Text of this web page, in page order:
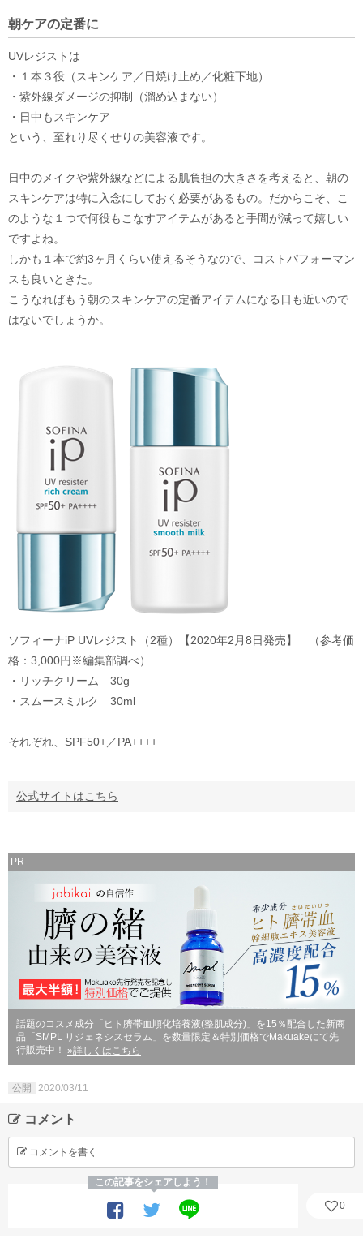
朝ケアの定番に
UVレジストは
・１本３役（スキンケア／日焼け止め／化粧下地）
・紫外線ダメージの抑制（溜め込まない）
・日中もスキンケア
という、至れり尽くせりの美容液です。
日中のメイクや紫外線などによる肌負担の大きさを考えると、朝の
スキンケアは特に入念にしておく必要があるもの。だからこそ、こ
のような１つで何役もこなすアイテムがあると手間が減って嬉しい
ですよね。
しかも１本で約3ヶ月くらい使えるそうなので、コストパフォーマン
スも良いときた。
こうなればもう朝のスキンケアの定番アイテムになる日も近いので
はないでしょうか。
ソフィーナiP UVレジスト（2種）【2020年2月8日発売】 （参考価
格：3,000円※編集部調べ）
・リッチクリーム 30g
・スムースミルク 30ml
それぞれ、SPF50+／PA++++
公式サイトはこちら
PR
話題のコスメ成分「ヒト臍帯血順化培養液(整肌成分)」を15％配合した新商
品「SMPL リジェネシスセラム」を数量限定＆特別価格でMakuakeにて先
行販売中！ »詳しくはこちら
公開 2020/03/11
コメント
コメントを書く
この記事をシェアしよう！
0